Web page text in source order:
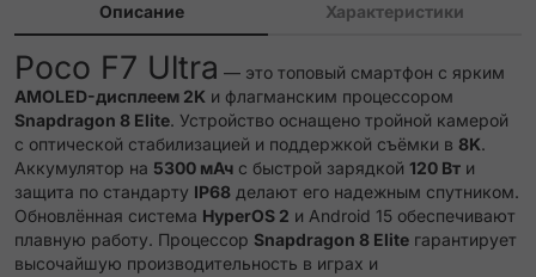
Описание Характеристики
Poco F7 Ultra — это топовый смартфон с ярким
AMOLED-дисплеем 2K и флагманским процессором
Snapdragon 8 Elite. Устройство оснащено тройной камерой
с оптической стабилизацией и поддержкой съёмки в 8K.
Аккумулятор на 5300 мАч с быстрой зарядкой 120 Вт и
защита по стандарту IP68 делают его надежным спутником.
Обновлённая система HyperOS 2 и Android 15 обеспечивают
плавную работу. Процессор Snapdragon 8 Elite гарантирует
высочайшую производительность в играх и